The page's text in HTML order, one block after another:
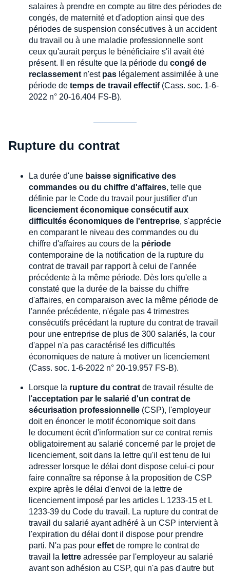
salaires à prendre en compte au titre des périodes de
congés, de maternité et d'adoption ainsi que des
périodes de suspension consécutives à un accident
du travail ou à une maladie professionnelle sont
ceux qu'aurait perçus le bénéficiaire s'il avait été
présent. Il en résulte que la période du congé de
reclassement n'est pas légalement assimilée à une
période de temps de travail effectif(Cass. soc. 1-6-
2022 n° 20-16.404 FS-B).
Rupture du contrat
La durée d'une baisse significative des
commandes ou du chiffre d'affaires, telle que
définie par le Code du travail pour justifier d'un
licenciement économique consécutif aux
difficultés économiques de l'entreprise, s'apprécie
en comparant le niveau des commandes ou du
chiffre d'affaires au cours de la période
contemporaine de la notification de la rupture du
contrat de travail par rapport à celui de l'année
précédente à la même période. Dès lors qu'elle a
constaté que la durée de la baisse du chiffre
d'affaires, en comparaison avec la même période de
l'année précédente, n'égale pas 4 trimestres
consécutifs précédant la rupture du contrat de travail
pour une entreprise de plus de 300 salariés, la cour
d'appel n'a pas caractérisé les difficultés
économiques de nature à motiver un licenciement
(Cass. soc. 1-6-2022 n° 20-19.957 FS-B).
Lorsque la rupture du contrat de travail résulte de
l'acceptation par le salarié d'un contrat de
sécurisation professionnelle (CSP), l'employeur
doit en énoncer le motif économique soit dans
le document écrit d'information sur ce contrat remis
obligatoirement au salarié concerné par le projet de
licenciement, soit dans la lettre qu'il est tenu de lui
adresser lorsque le délai dont dispose celui-ci pour
faire connaître sa réponse à la proposition de CSP
expire après le délai d'envoi de la lettre de
licenciement imposé par les articles L 1233-15 et L
1233-39 du Code du travail. La rupture du contrat de
travail du salarié ayant adhéré à un CSP intervient à
l'expiration du délai dont il dispose pour prendre
parti. N'a pas pour effet de rompre le contrat de
travail la lettre adressée par l'employeur au salarié
avant son adhésion au CSP, qui n'a pas d'autre but